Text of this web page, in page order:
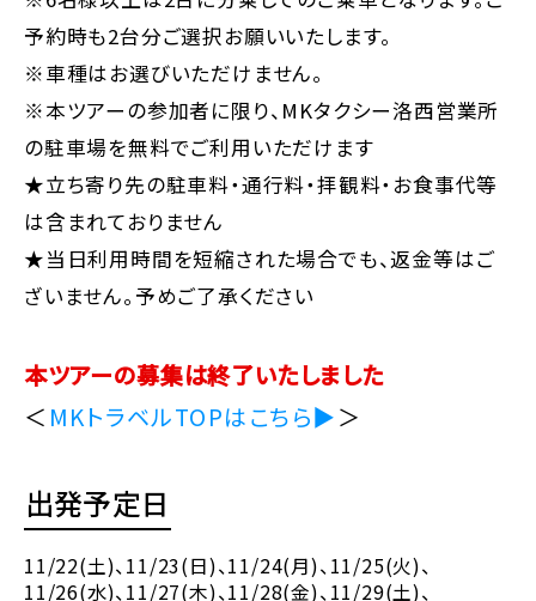
予約時も2台分ご選択お願いいたします。
※車種はお選びいただけません。
※本ツアーの参加者に限り、MKタクシー洛西営業所
の駐車場を無料でご利用いただけます
★立ち寄り先の駐車料・通行料・拝観料・お食事代等
は含まれておりません
★当日利用時間を短縮された場合でも、返金等はご
ざいません。予めご了承ください
本ツアーの募集は終了いたしました
＜ MKトラベルTOPはこちら▶＞
出発予定日
11/22(土)、11/23(日)、11/24(月)、11/25(火)、
11/26(水)、11/27(木)、11/28(金)、11/29(土)、